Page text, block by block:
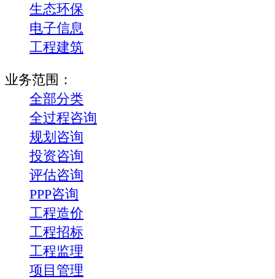
生态环保
电子信息
工程建筑
业务范围：
全部分类
全过程咨询
规划咨询
投资咨询
评估咨询
PPP咨询
工程造价
工程招标
工程监理
项目管理